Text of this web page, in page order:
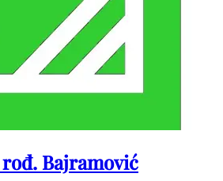
Bajramović